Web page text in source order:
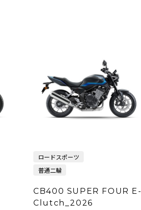
ロードスポーツ
普通二輪
CB400 SUPER FOUR E-
Clutch_2026